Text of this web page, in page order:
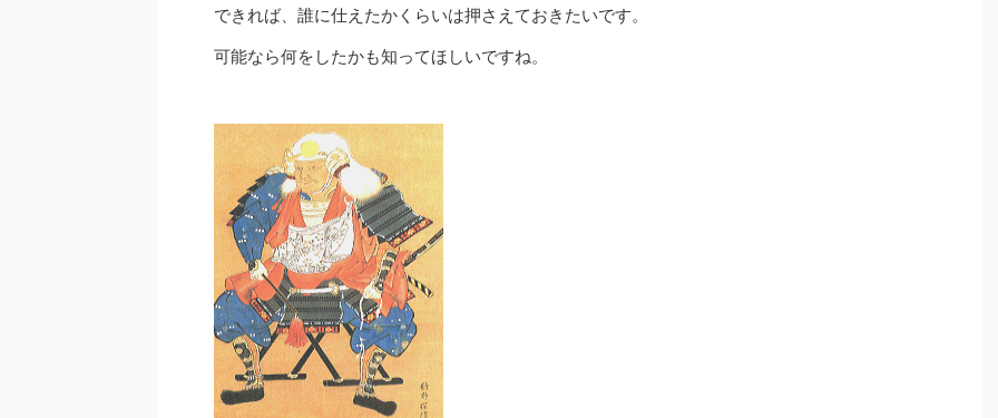
できれば、誰に仕えたかくらいは押さえておきたいです。
可能なら何をしたかも知ってほしいですね。